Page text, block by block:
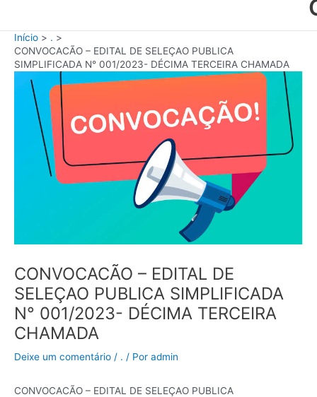
Início
.
CONVOCACÃO – EDITAL DE SELEÇAO PUBLICA
SIMPLIFICADA N° 001/2023- DÉCIMA TERCEIRA CHAMADA
CONVOCACÃO – EDITAL DE
SELEÇAO PUBLICA SIMPLIFICADA
N° 001/2023- DÉCIMA TERCEIRA
CHAMADA
Deixe um comentário / . / Por admin
CONVOCACÃO – EDITAL DE SELEÇAO PUBLICA